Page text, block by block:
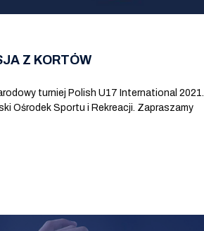
Z KORTÓW
turniej Polish U17 International 2021.
Ośrodek Sportu i Rekreacji. Zapraszamy